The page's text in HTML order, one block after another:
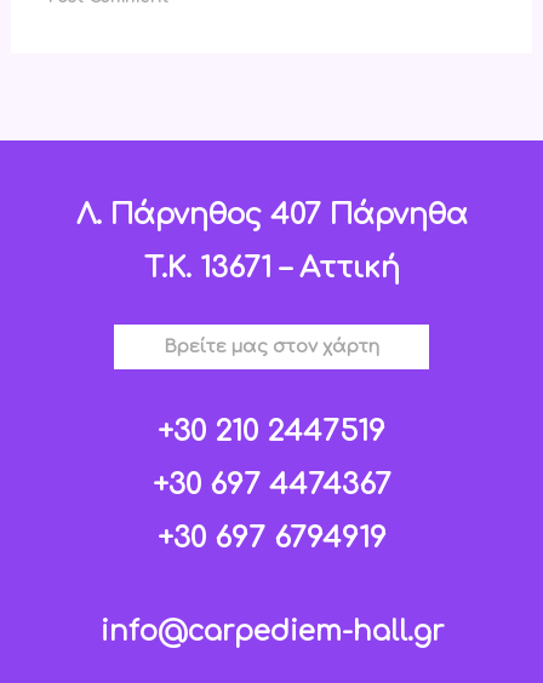
Λ. Πάρνηθος 407 Πάρνηθα
T.K. 13671 – Αττική
Βρείτε μας στον χάρτη
+30 210 2447519
+30 697 4474367
+30 697 6794919
info@carpediem-hall.gr